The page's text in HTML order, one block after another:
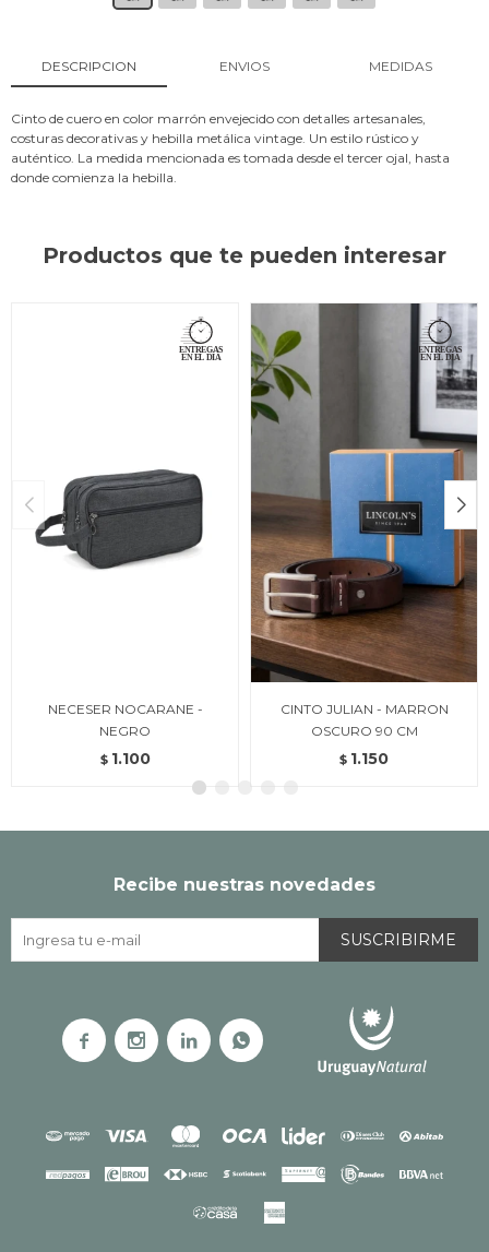
DESCRIPCION ENVIOS MEDIDAS
Cinto de cuero en color marrón envejecido con detalles artesanales,
costuras decorativas y hebilla metálica vintage. Un estilo rústico y
auténtico. La medida mencionada es tomada desde el tercer ojal, hasta
donde comienza la hebilla.
Productos que te pueden interesar
NECESER NOCARANE -
NEGRO
$ 1.100
CINTO JULIAN - MARRON
OSCURO 90 CM
$ 1.150
Recibe nuestras novedades
SUSCRIBIRME
   